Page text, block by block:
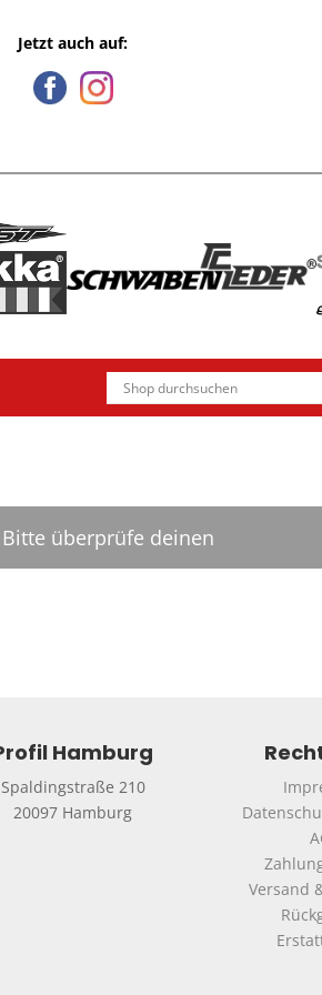
Jetzt auch auf:
überprüfe deinen
Hamburg
Spaldingstraße 210
20097 Hamburg
Versand